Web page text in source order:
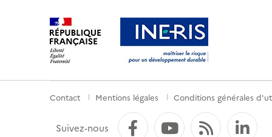
Menu
de
Contact Mentions légales Conditions générales
Suivez-nous FacebookYouTube
Flux RSS